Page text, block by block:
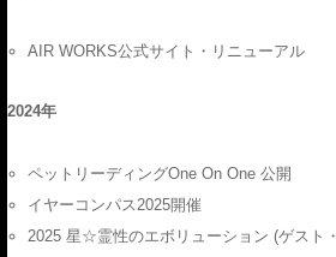
AIR WORKS公式サイト・リニューアル
2024年
ペットリーディングOne On One 公開
イヤーコンパス2025開催
2025 星☆霊性のエボリューション (ゲスト